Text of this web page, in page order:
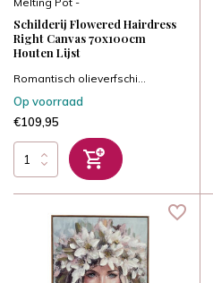
Schilderij Flowered Hairdress
Right Canvas 70x100cm
Houten Lijst
Romantisch olieverfschi...
Op voorraad
€109,95